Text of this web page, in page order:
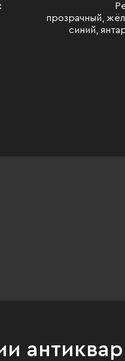
прозрачный,
синий,